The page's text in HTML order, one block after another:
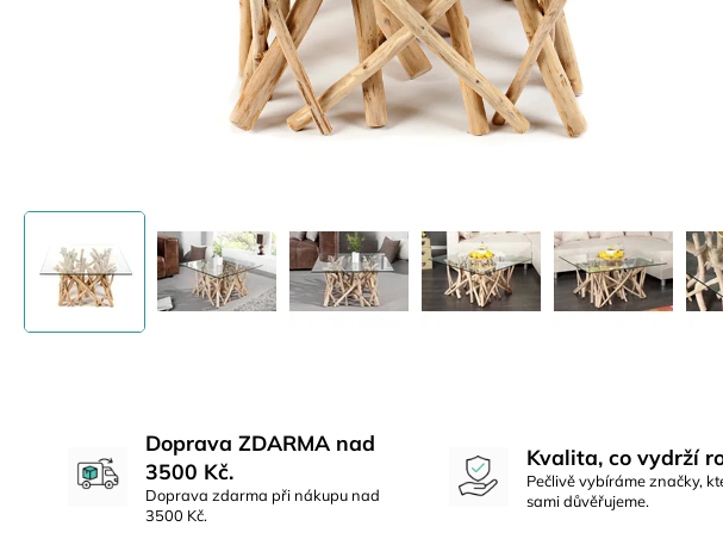
Doprava ZDARMA nad
3500 Kč.
Doprava zdarma při nákupu nad
3500 Kč.
Kvalita, co vydrží
Pečlivě vybíráme značky,
sami důvěřujeme.